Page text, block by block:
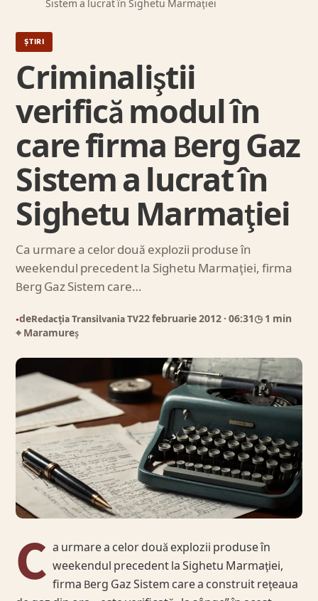
Sistem a lucrat în Sighetu Marmaţiei
ȘTIRI
Criminaliştii
verifică modul în
care firma Berg Gaz
Sistem a lucrat în
Sighetu Marmaţiei
Ca urmare a celor două explozii produse în
weekendul precedent la Sighetu Marmaţiei, firma
Berg Gaz Sistem care…
●deRedacția Transilvania TV22 februarie 2012 · 06:31◷ 1 min
⌖ Maramureș
C a urmare a celor două explozii produse în
weekendul precedent la Sighetu Marmaţiei,
firma Berg Gaz Sistem care a construit reţeaua